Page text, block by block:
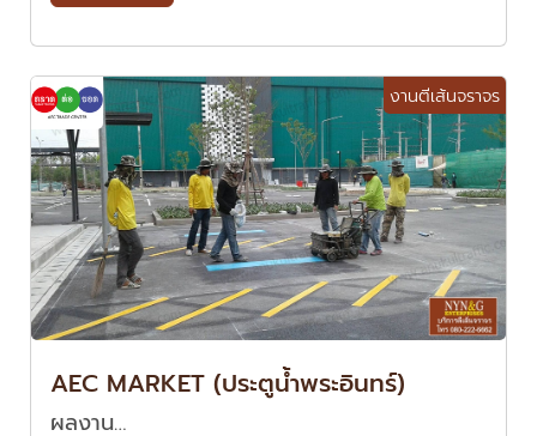
งานตีเส้นจราจร
AEC MARKET (ประตูน้ำพระอินทร์)
ผลงาน…